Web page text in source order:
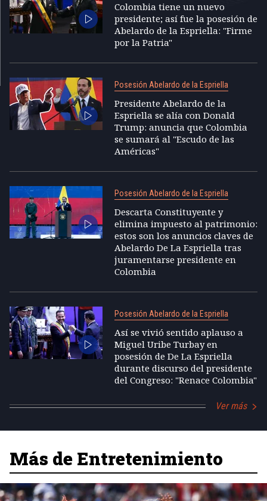
Colombia tiene un nuevo
presidente; así fue la posesión de
Abelardo de la Espriella: "Firme
por la Patria"
Posesión Abelardo de la Espriella
Presidente Abelardo de la
Espriella se alía con Donald
Trump: anuncia que Colombia
se sumará al "Escudo de las
Américas"
Posesión Abelardo de la Espriella
Descarta Constituyente y
elimina impuesto al patrimonio:
estos son los anuncios claves de
Abelardo De La Espriella tras
juramentarse presidente en
Colombia
Posesión Abelardo de la Espriella
Así se vivió sentido aplauso a
Miguel Uribe Turbay en
posesión de De La Espriella
durante discurso del presidente
del Congreso: "Renace Colombia"
Ver más
Más de Entretenimiento